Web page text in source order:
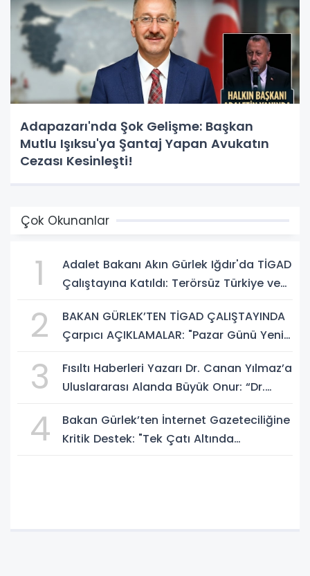
Adapazarı'nda Şok Gelişme: Başkan
Mutlu Işıksu'ya Şantaj Yapan Avukatın
Cezası Kesinleşti!
Çok Okunanlar
1
Adalet Bakanı Akın Gürlek Iğdır'da TİGAD
Çalıştayına Katıldı: Terörsüz Türkiye ve
2
BAKAN GÜRLEK’TEN TİGAD ÇALIŞTAYINDA
Çarpıcı AÇIKLAMALAR: "Pazar Günü Yeni
3
Fısıltı Haberleri Yazarı Dr. Canan Yılmaz’a
Uluslararası Alanda Büyük Onur: “Dr.
4
Bakan Gürlek’ten İnternet Gazeteciliğine
Kritik Destek: "Tek Çatı Altında